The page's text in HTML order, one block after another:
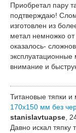
Приобретал пару
подтверждаю!
изготовлен из
метал немножко от
оказалось-
внимание и
Титановые тяпки и
170х150 мм без
stanislavtuapse,
Давно искал тяпку